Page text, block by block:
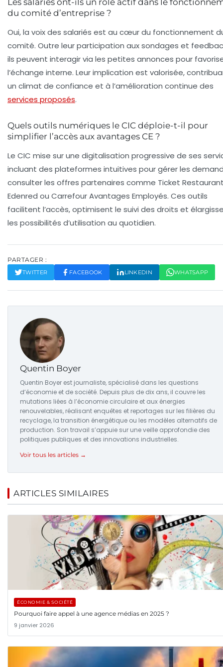
du comité d’entreprise ?
Oui, la voix des salariés est au cœur du fonctionnement
comité. Outre leur participation aux sondages et
ils peuvent interagir via les petites annonces pour
l’échange interne. Leur implication est valorisée,
un climat de confiance et à l’amélioration continue des
services proposés.
Quels outils numériques le CIC déploie-t-il pour
simplifier l’accès aux avantages CE ?
Le CIC mise sur une digitalisation progressive de ses
incluant des plateformes intuitives pour gérer les
consulter les offres partenaires comme Ticket
Edenred ou Carrefour Avantages Employés. Ces outils
facilitent l’accès, optimisent le suivi des droits et
les possibilités d’utilisation au quotidien.
PARTAGER :
TWITTER FACEBOOK LINKEDIN WHATSAPP
Quentin Boyer
Quentin Boyer est journaliste, spécialisé dans les questions
d’économie et de société. Depuis plus de dix ans, il couvre les
mutations liées à l’économie circulaire et aux énergies
renouvelables, réalisant enquêtes et reportages sur les filières du
recyclage, la transition énergétique ou les modèles alternatifs de
production. Son travail s’appuie sur une veille approfondie des
politiques publiques et des innovations industrielles.
Voir tous les articles →
ARTICLES SIMILAIRES
ÉCONOMIE & SOCIÉTÉ
Pourquoi faire appel à une agence médias en 2025 ?
9 janvier 2026